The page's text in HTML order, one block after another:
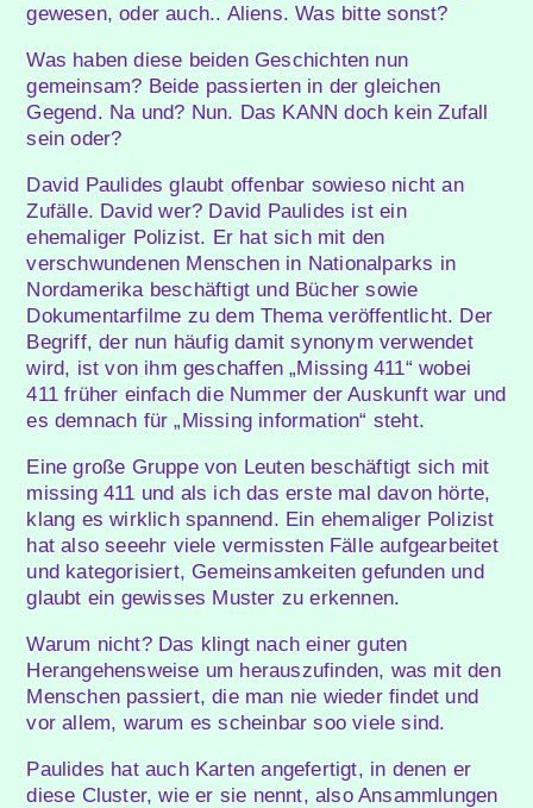
gewesen, oder auch.. Aliens. Was bitte sonst?
Was haben diese beiden Geschichten nun
gemeinsam? Beide passierten in der gleichen
Gegend. Na und? Nun. Das KANN doch kein Zufall
sein oder?
David Paulides glaubt offenbar sowieso nicht an
Zufälle. David wer? David Paulides ist ein
ehemaliger Polizist. Er hat sich mit den
verschwundenen Menschen in Nationalparks in
Nordamerika beschäftigt und Bücher sowie
Dokumentarfilme zu dem Thema veröffentlicht. Der
Begriff, der nun häufig damit synonym verwendet
wird, ist von ihm geschaffen „Missing 411“ wobei
411 früher einfach die Nummer der Auskunft war und
es demnach für „Missing information“ steht.
Eine große Gruppe von Leuten beschäftigt sich mit
missing 411 und als ich das erste mal davon hörte,
klang es wirklich spannend. Ein ehemaliger Polizist
hat also seeehr viele vermissten Fälle aufgearbeitet
und kategorisiert, Gemeinsamkeiten gefunden und
glaubt ein gewisses Muster zu erkennen.
Warum nicht? Das klingt nach einer guten
Herangehensweise um herauszufinden, was mit den
Menschen passiert, die man nie wieder findet und
vor allem, warum es scheinbar soo viele sind.
Paulides hat auch Karten angefertigt, in denen er
diese Cluster, wie er sie nennt, also Ansammlungen